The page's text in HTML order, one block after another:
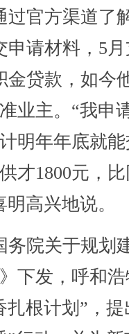
过官方渠道了
申请材料，5
金贷款，如今
业主。“我申
明年年底就
才1800元，
高兴地说。
院关于规划
下发，呼和
扎根计划”，提